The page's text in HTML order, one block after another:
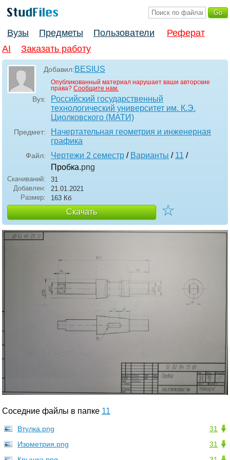
Вузы Предметы Пользователи
Реферат
AI
Заказать работу
Добавил:BESIUS
Опубликованный материал нарушает ваши авторские
права? Сообщите нам.
Вуз:
Российский государственный
технологический университет им. К.Э.
Циолковского (МАТИ)
Предмет:
Начертательная геометрия и инженерная
графика
Файл: Чертежи 2 семестр / Варианты / 11 /
Пробка.png
Скачиваний:
31
Добавлен:
21.01.2021
Размер:
163 Кб
Скачать ☆
Соседние файлы в папке 11
31
Втулка.png
31
Изометрия.png